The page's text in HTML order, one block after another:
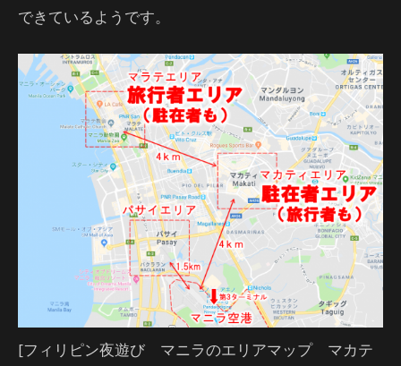
できているようです。
[フィリピン夜遊び マニラのエリアマップ マカテ